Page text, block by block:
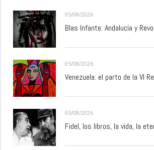
05/08/2026
Blas Infante: Andalucía y
05/08/2026
Venezuela: el parto de la VI
05/08/2026
Fidel, los libros, la vida, la